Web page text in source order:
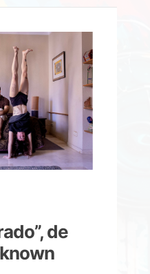
de